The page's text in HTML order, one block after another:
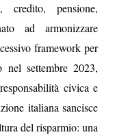
credito, pensione,
ad armonizzare
framework per
nel settembre 2023,
civica e
italiana sancisce
del risparmio: una